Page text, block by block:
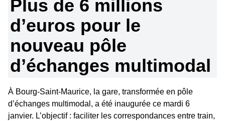
Plus de 6 millions
d’euros pour le
nouveau pôle
d’échanges multimodal
À Bourg-Saint-Maurice, la gare, transformée en pôle
d’échanges multimodal, a été inaugurée ce mardi 6
janvier. L’objectif : faciliter les correspondances entre train,